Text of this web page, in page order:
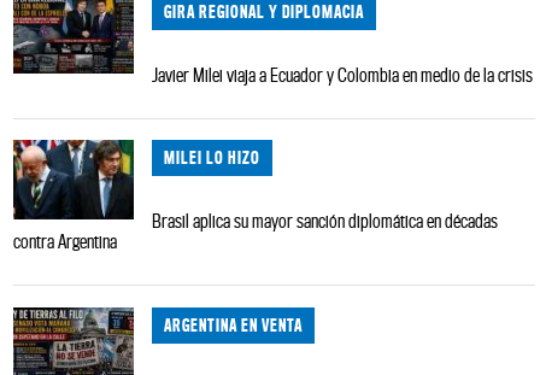
GIRA REGIONAL Y DIPLOMACIA
Javier Milei viaja a Ecuador y Colombia en medio de la crisis
MILEI LO HIZO
Brasil aplica su mayor sanción diplomática en décadas
contra Argentina
ARGENTINA EN VENTA